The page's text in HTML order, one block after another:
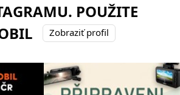
POUŽITE
Zobraziť profil